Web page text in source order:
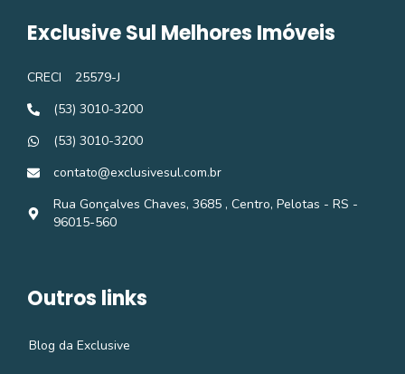
Exclusive Sul Melhores Imóveis
CRECI
25579-J
(53) 3010-3200
(53) 3010-3200
contato@exclusivesul.com.br
Rua Gonçalves Chaves, 3685 , Centro, Pelotas - RS -
96015-560
Outros links
Blog da Exclusive